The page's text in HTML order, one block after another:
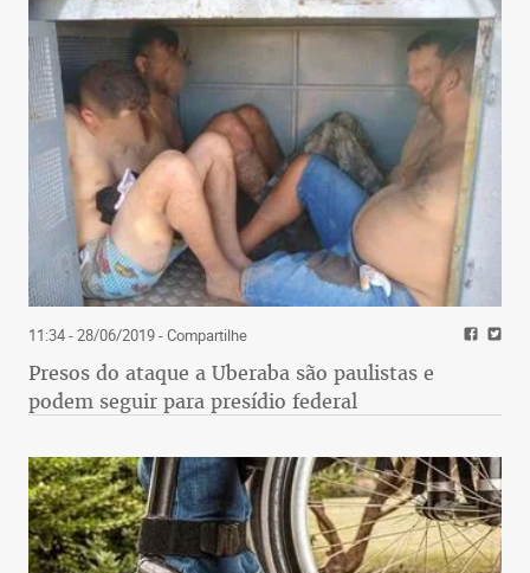
11:34 - 28/06/2019- Compartilhe
Presos do ataque a Uberaba são paulistas e
podem seguir para presídio federal